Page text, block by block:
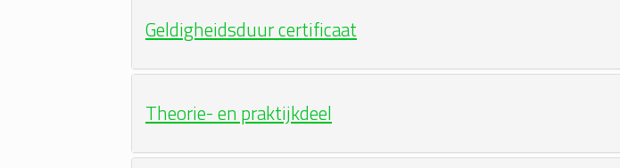
Geldigheidsduur certificaat
Theorie- en praktijkdeel